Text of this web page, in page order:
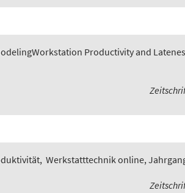
Productivity and
, Werkstatttechnik online,